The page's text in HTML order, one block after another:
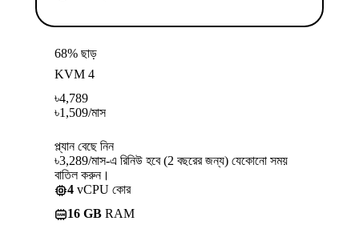
68% ছাড়
KVM 4
৳4,789
৳1,509/মাস
প্ল্যান বেছে নিন
৳3,289/মাস-এ রিনিউ হবে (2 বছরের জন্য) যেকোনো সময়
বাতিল করুন।
4 vCPU কোর
16 GB RAM